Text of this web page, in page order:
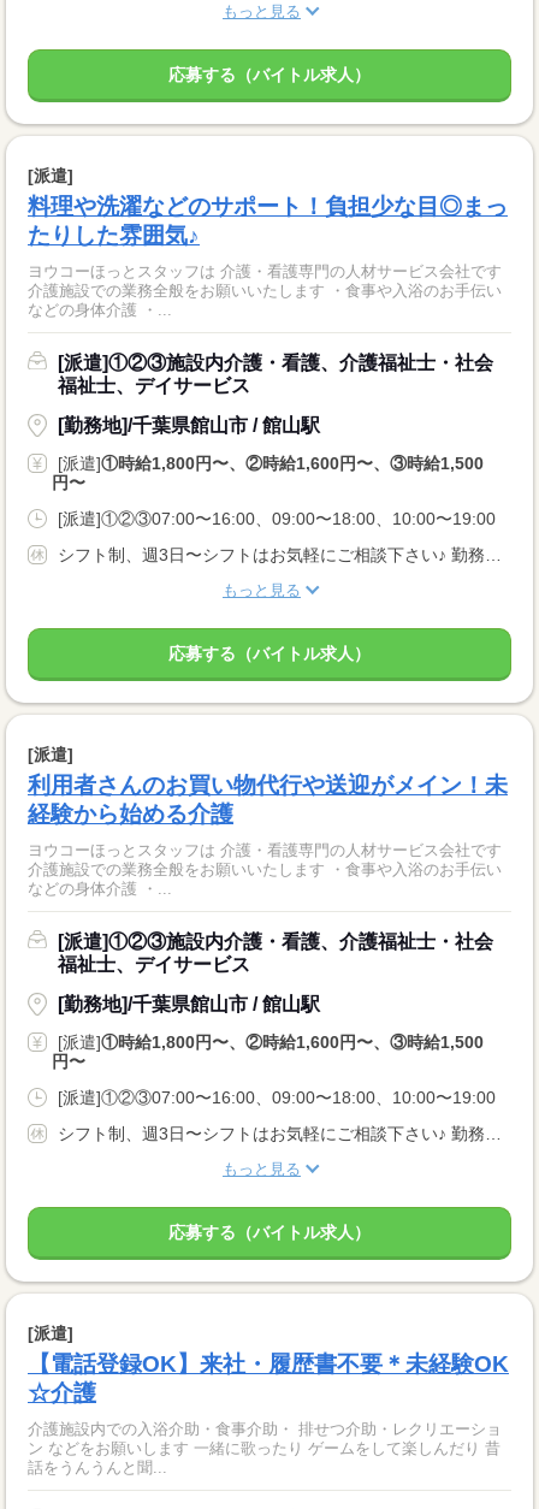
もっと見る
応募する（バイトル求人）
[派遣]
料理や洗濯などのサポート！負担少な目◎まっ
たりした雰囲気♪
ヨウコーほっとスタッフは 介護・看護専門の人材サービス会社です
介護施設での業務全般をお願いいたします ・食事や入浴のお手伝い
などの身体介護 ・...
[派遣]①②③施設内介護・看護、介護福祉士・社会
福祉士、デイサービス
[勤務地]/千葉県館山市 / 館山駅
[派遣]①時給1,800円〜、②時給1,600円〜、③時給1,500
円〜
[派遣]①②③07:00〜16:00、09:00〜18:00、10:00〜19:00
シフト制、週3日〜シフトはお気軽にご相談下さい♪ 勤務曜日、休み希望のある方も個別にご相談いただけます。
もっと見る
応募する（バイトル求人）
[派遣]
利用者さんのお買い物代行や送迎がメイン！未
経験から始める介護
ヨウコーほっとスタッフは 介護・看護専門の人材サービス会社です
介護施設での業務全般をお願いいたします ・食事や入浴のお手伝い
などの身体介護 ・...
[派遣]①②③施設内介護・看護、介護福祉士・社会
福祉士、デイサービス
[勤務地]/千葉県館山市 / 館山駅
[派遣]①時給1,800円〜、②時給1,600円〜、③時給1,500
円〜
[派遣]①②③07:00〜16:00、09:00〜18:00、10:00〜19:00
シフト制、週3日〜シフトはお気軽にご相談下さい♪ 勤務曜日、休み希望のある方も個別にご相談いただけます。
もっと見る
応募する（バイトル求人）
[派遣]
【電話登録OK】来社・履歴書不要＊未経験OK
☆介護
介護施設内での入浴介助・食事介助・ 排せつ介助・レクリエーショ
ン などをお願いします 一緒に歌ったり ゲームをして楽しんだり 昔
話をうんうんと聞...